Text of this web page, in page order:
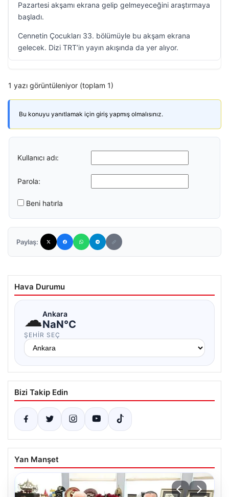
Pazartesi akşamı ekrana gelip gelmeyeceğini araştırmaya
başladı.
Cennetin Çocukları 33. bölümüyle bu akşam ekrana
gelecek. Dizi TRT’in yayın akışında da yer alıyor.
1 yazı görüntüleniyor (toplam 1)
Bu konuyu yanıtlamak için giriş yapmış olmalısınız.
Kullanıcı adı:
Parola:
Beni hatırla
Paylaş:
Hava Durumu
☁Ankara
NaN°C
ŞEHIR SEÇ
Bizi Takip Edin
Yan Manşet